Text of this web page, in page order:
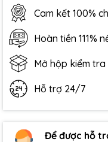
Cam kết 100%
Hoàn tiền 111%
Mở hộp kiểm
Hỗ trợ 24/7
Để được hỗ